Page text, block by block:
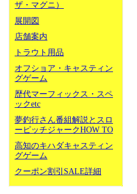
ザ・マグニ）
展開図
店舗案内
トラウト用品
オフショア・キャスティン
グゲーム
歴代マーフィックス・スペ
ックetc
夢釣行さん番組解説とスロ
ーピッチジャークHOW TO
高知のキハダキャスティン
グゲーム
クーポン割引SALE詳細